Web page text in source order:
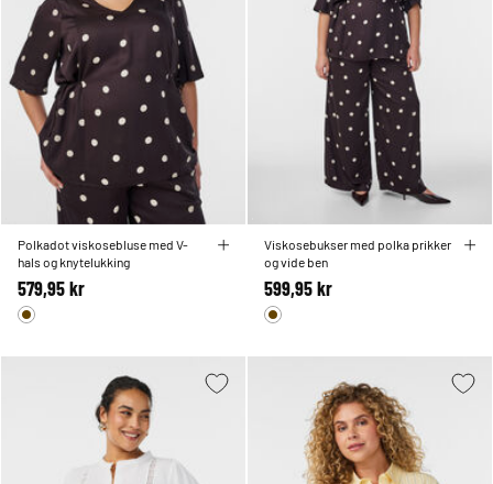
Polkadot viskosebluse med V-
hals og knytelukking
579,95 kr
Viskosebukser med polka prikker
og vide ben
599,95 kr